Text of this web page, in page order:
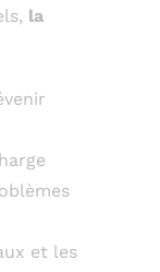
la
et les